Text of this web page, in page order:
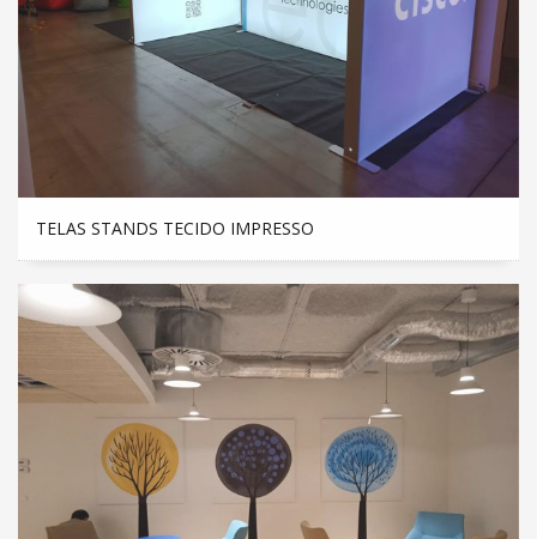
TELAS STANDS TECIDO IMPRESSO